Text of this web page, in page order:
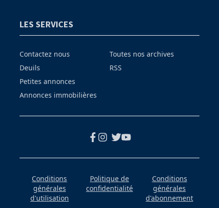
LES SERVICES
Contactez nous
Deuils
Petites annonces
Annonces immobilières
Toutes nos archives
RSS
Conditions
générales
d'utilisation
Politique de
confidentialité
Conditions
générales
d'abonnement